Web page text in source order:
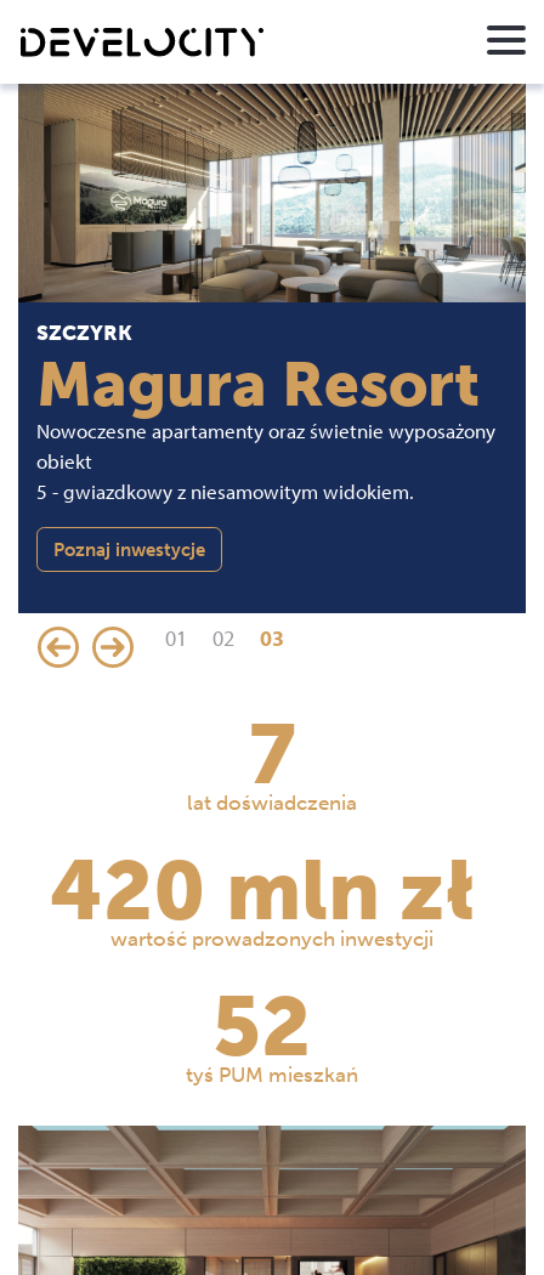
SZCZYRK
Magura Resort
Nowoczesne apartamenty oraz świetnie wyposażony
obiekt
5 - gwiazdkowy z niesamowitym widokiem.
Poznaj inwestycje
1 2 3
7
lat doświadczenia
420 mln zł
wartość prowadzonych inwestycji
52
tyś PUM mieszkań